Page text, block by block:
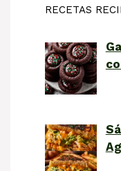
RECETAS